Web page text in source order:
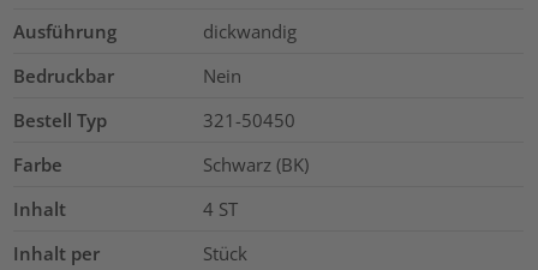
Ausführung
dickwandig
Bedruckbar
Nein
Bestell Typ
321-50450
Farbe
Schwarz (BK)
Inhalt
4 ST
Inhalt per
Stück